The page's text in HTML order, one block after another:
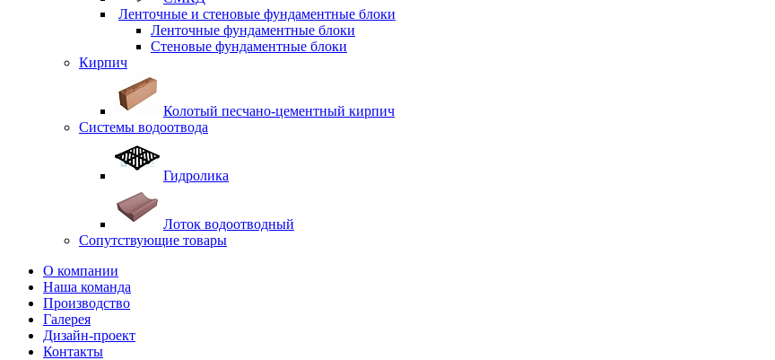
Ленточные и стеновые фундаментные блоки
Ленточные фундаментные блоки
Стеновые фундаментные блоки
Кирпич
Колотый песчано-цементный кирпич
Системы водоотвода
Гидролика
Лоток водоотводный
Сопутствующие товары
О компании
Наша команда
Производство
Галерея
Дизайн-проект
Контакты